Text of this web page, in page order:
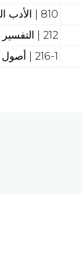
810 | الأدب العربي
212 | التفسير
216-1 | أصول فقه